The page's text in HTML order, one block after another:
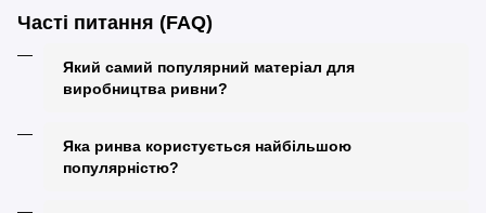
Часті питання (FAQ)
Який самий популярний матеріал для
виробництва ривни?
коекструзії. Така технологія забезпечує їм високу
міцність, довговічність і безшумність у використанні.
Яка ринва користується найбільшою
популярністю?